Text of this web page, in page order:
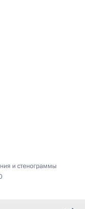
и стенограммы